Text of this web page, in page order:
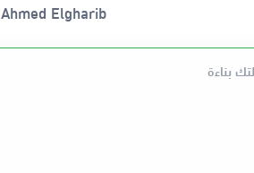
Ahmed Elgharib